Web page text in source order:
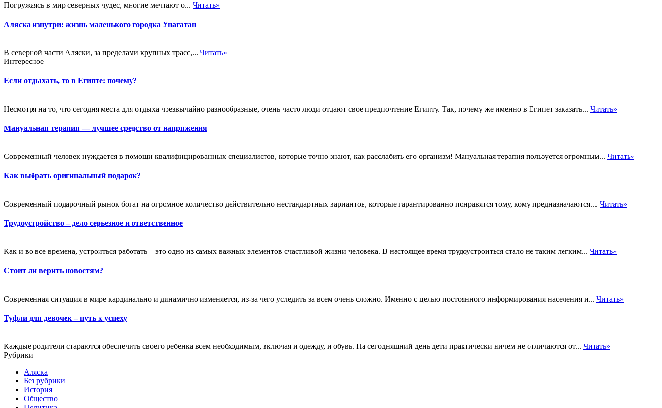
Погружаясь в мир северных чудес, многие мечтают о... Читать»
Аляска изнутри: жизнь маленького городка Унагатан
В северной части Аляски, за пределами крупных трасс,... Читать»
Интересное
Если отдыхать, то в Египте: почему?
Несмотря на то, что сегодня места для отдыха чрезвычайно разнообразные, очень часто люди отдают свое предпочтение Египту. Так, почему же именно в Египет заказать... Читать»
Мануальная терапия — лучшее средство от напряжения
Современный человек нуждается в помощи квалифицированных специалистов, которые точно знают, как расслабить его организм! Мануальная терапия пользуется огромным... Читать»
Как выбрать оригинальный подарок?
Современный подарочный рынок богат на огромное количество действительно нестандартных вариантов, которые гарантированно понравятся тому, кому предназначаются.... Читать»
Трудоустройство – дело серьезное и ответственное
Как и во все времена, устроиться работать – это одно из самых важных элементов счастливой жизни человека. В настоящее время трудоустроиться стало не таким легким... Читать»
Стоит ли верить новостям?
Современная ситуация в мире кардинально и динамично изменяется, из-за чего уследить за всем очень сложно. Именно с целью постоянного информирования населения и... Читать»
Туфли для девочек – путь к успеху
Каждые родители стараются обеспечить своего ребенка всем необходимым, включая и одежду, и обувь. На сегодняшний день дети практически ничем не отличаются от... Читать»
Рубрики
Аляска
Без рубрики
История
Общество